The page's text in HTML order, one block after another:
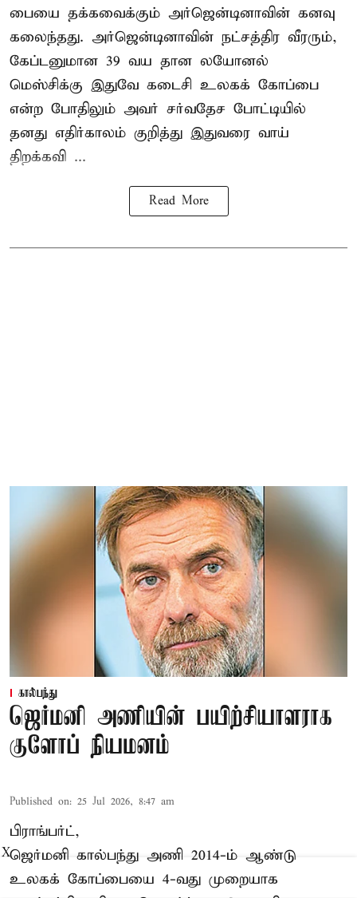
பையை தக்கவைக்கும் அர்ஜென்டினாவின் கனவு
கலைந்தது. அர்ஜென்டினாவின் நட்சத்திர வீரரும்,
கேப்டனுமான 39 வய தான லயோனல்
மெஸ்சிக்கு இதுவே கடைசி உலகக் கோப்பை
என்ற போதிலும் அவர் சர்வதேச போட்டியில்
தனது எதிர்காலம் குறித்து இதுவரை வாய்
திறக்கவி ...
Read More
கால்பந்து
ஜெர்மனி அணியின் பயிற்சியாளராக
குளோப் நியமனம்
Published on: 25 Jul 2026, 8:47 am
பிராங்பர்ட்,
ஜெர்மனி கால்பந்து அணி 2014-ம் ஆண்டு
உலகக் கோப்பையை 4-வது முறையாக
X